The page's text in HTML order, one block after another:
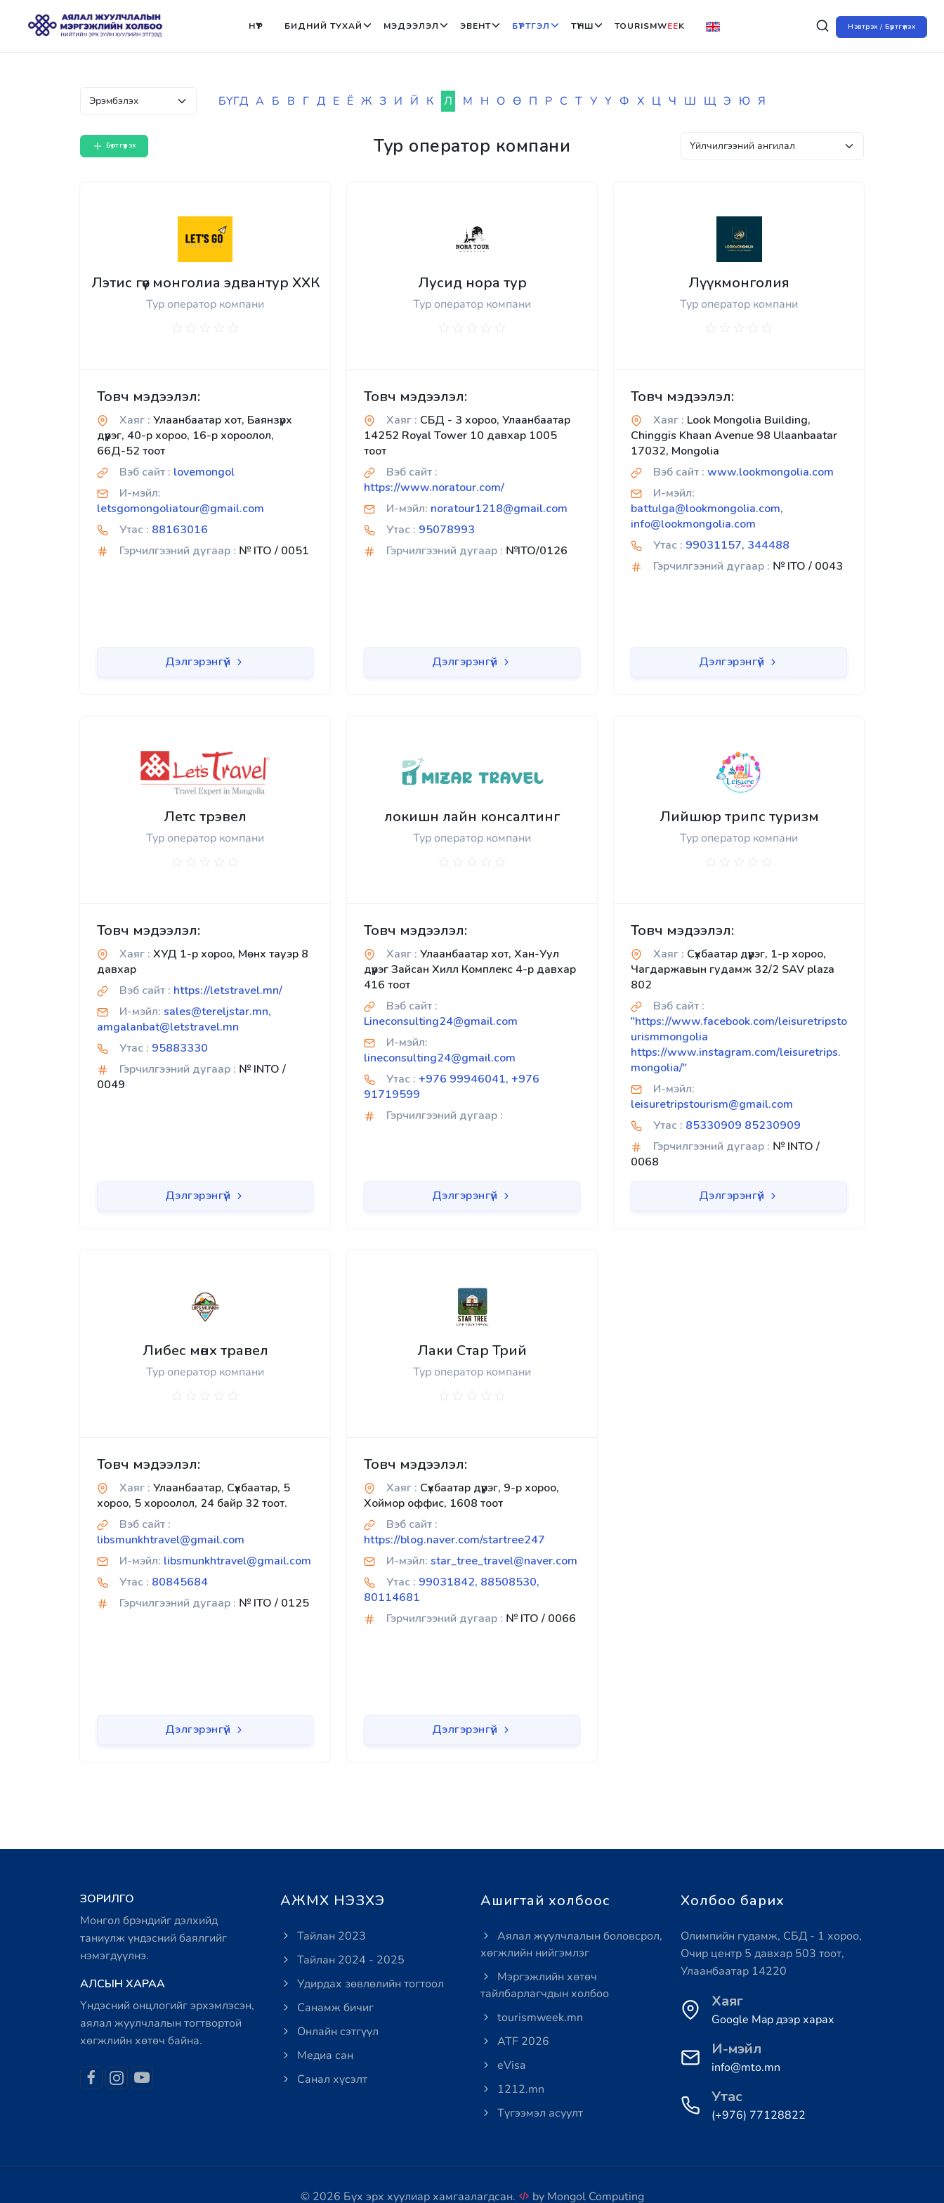
Нэвтрэх / Бүртгүүлэх
НҮҮР БИДНИЙ ТУХАЙ МЭДЭЭЛЭЛ ЭВЕНТ БҮРТГЭЛ ТҮНШ TOURISMWEEK
БҮГД А Б В Г Д Е Ё Ж З И Й К Л М Н О Ө П Р С Т У Ү Ф Х Ц Ч Ш Щ Э Ю Я
Бүртгүүлэх Тур оператор компани
Лэтис гөү монголиа эдвантур ХХК
Тур оператор компани
Товч мэдээлэл:
Хаяг : Улаанбаатар хот, Баянзүрх
дүүрэг, 40-р хороо, 16-р хороолол,
66Д-52 тоот
Вэб сайт : lovemongol
И-мэйл:
letsgomongoliatour@gmail.com
Утас : 88163016
Гэрчилгээний дугаар : № ITO / 0051
Дэлгэрэнгүй
Лусид нора тур
Тур оператор компани
Товч мэдээлэл:
Хаяг : СБД - 3 хороо, Улаанбаатар
14252 Royal Tower 10 давхар 1005
тоот
Вэб сайт :
https://www.noratour.com/
И-мэйл: noratour1218@gmail.com
Утас : 95078993
Гэрчилгээний дугаар : №ITO/0126
Дэлгэрэнгүй
Лүүкмонголия
Тур оператор компани
Товч мэдээлэл:
Хаяг : Look Mongolia Building,
Chinggis Khaan Avenue 98 Ulaanbaatar
17032, Mongolia
Вэб сайт : www.lookmongolia.com
И-мэйл:
battulga@lookmongolia.com,
info@lookmongolia.com
Утас : 99031157, 344488
Гэрчилгээний дугаар : № ITO / 0043
Дэлгэрэнгүй
Летс трэвел
Тур оператор компани
Товч мэдээлэл:
Хаяг : ХУД 1-р хороо, Мөнх тауэр 8
давхар
Вэб сайт : https://letstravel.mn/
И-мэйл: sales@tereljstar.mn,
amgalanbat@letstravel.mn
Утас : 95883330
Гэрчилгээний дугаар : № INTO /
0049
Дэлгэрэнгүй
локишн лайн консалтинг
Тур оператор компани
Товч мэдээлэл:
Хаяг : Улаанбаатар хот, Хан-Уул
дүүрэг Зайсан Хилл Комплекс 4-р давхар
416 тоот
Вэб сайт :
Lineconsulting24@gmail.com
И-мэйл:
lineconsulting24@gmail.com
Утас : +976 99946041, +976
91719599
Гэрчилгээний дугаар :
Дэлгэрэнгүй
Лийшюр трипс туризм
Тур оператор компани
Товч мэдээлэл:
Хаяг : Сүхбаатар дүүрэг, 1-р хороо,
Чагдаржавын гудамж 32/2 SAV plaza
802
Вэб сайт :
"https://www.facebook.com/leisuretripsto
urismmongolia
https://www.instagram.com/leisuretrips.
mongolia/"
И-мэйл:
leisuretripstourism@gmail.com
Утас : 85330909 85230909
Гэрчилгээний дугаар : № INTO /
0068
Дэлгэрэнгүй
Либес мөнх травел
Тур оператор компани
Товч мэдээлэл:
Хаяг : Улаанбаатар, Сүхбаатар, 5
хороо, 5 хороолол, 24 байр 32 тоот.
Вэб сайт :
libsmunkhtravel@gmail.com
И-мэйл: libsmunkhtravel@gmail.com
Утас : 80845684
Гэрчилгээний дугаар : № ITO / 0125
Дэлгэрэнгүй
Лаки Стар Трий
Тур оператор компани
Товч мэдээлэл:
Хаяг : Сүхбаатар дүүрэг, 9-р хороо,
Хоймор оффис, 1608 тоот
Вэб сайт :
https://blog.naver.com/startree247
И-мэйл: star_tree_travel@naver.com
Утас : 99031842, 88508530,
80114681
Гэрчилгээний дугаар : № ITO / 0066
Дэлгэрэнгүй
ЗОРИЛГО
Монгол брэндийг дэлхийд
таниулж үндэсний баялгийг
нэмэгдүүлнэ.
АЛСЫН ХАРАА
Үндэсний онцлогийг эрхэмлэсэн,
аялал жуулчлалын тогтвортой
хөгжлийн хөтөч байна.
АЖМХ НЭЗХЭ
Тайлан 2023
Тайлан 2024 - 2025
Удирдах зөвлөлийн тогтоол
Санамж бичиг
Онлайн сэтгүүл
Медиа сан
Санал хүсэлт
Ашигтай холбоос
Аялал жуулчлалын боловсрол,
хөгжлийн нийгэмлэг
Мэргэжлийн хөтөч
тайлбарлагчдын холбоо
tourismweek.mn
ATF 2026
eVisa
1212.mn
Түгээмэл асуулт
Холбоо барих
Олимпийн гудамж, СБД - 1 хороо,
Очир центр 5 давхар 503 тоот,
Улаанбаатар 14220
Хаяг
Google Map дээр харах
И-мэйл
info@mto.mn
Утас
(+976) 77128822
© 2026 Бүх эрх хуулиар хамгаалагдсан. by Mongol Computing